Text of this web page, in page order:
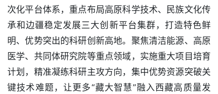
次化平台体系，重点布局高原科学技术、民族文化传
承和边疆稳定发展三大创新平台集群，打造特色鲜
明、优势突出的科研创新高地。聚焦清洁能源、高原
医学、共同体研究院等重点领域，实施重大项目培育
计划，精准凝练科研主攻方向，集中优势资源突破关
键技术难题，让更多“藏大智慧”融入西藏高质量发